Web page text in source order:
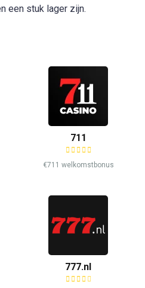
een stuk lager zijn.
711
€711 welkomstbonus
777.nl